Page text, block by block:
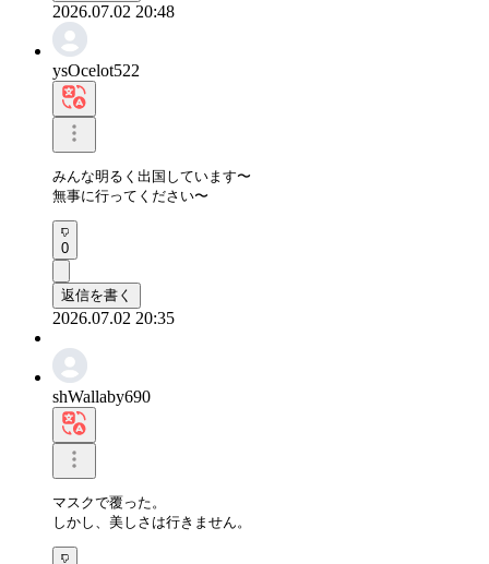
2026.07.02 20:48
ysOcelot522
みんな明るく出国しています〜
無事に行ってください〜
0
返信を書く
2026.07.02 20:35
shWallaby690
マスクで覆った。
しかし、美しさは行きません。